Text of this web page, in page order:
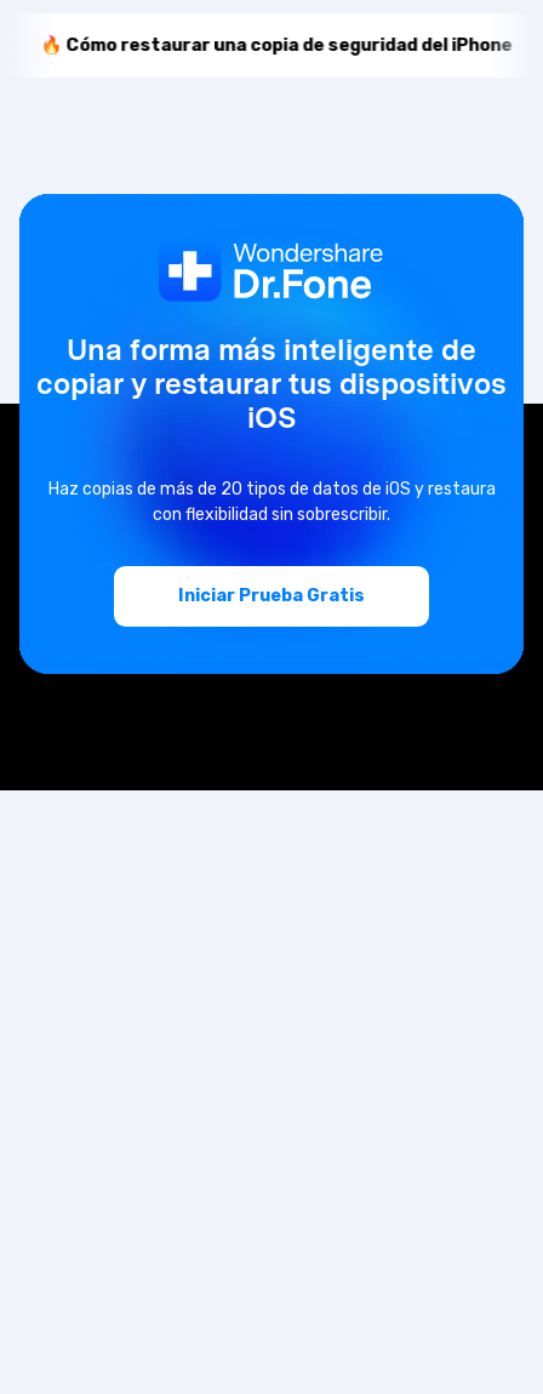
Una forma más inteligente de
copiar y restaurar tus dispositivos
iOS
con flexibilidad sin sobrescribir.
Iniciar Prueba Gratis